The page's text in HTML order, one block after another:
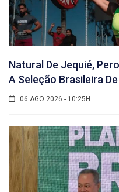
Natural De Jequié,
A Seleção Brasileira
06 AGO 2026 - 10:25H